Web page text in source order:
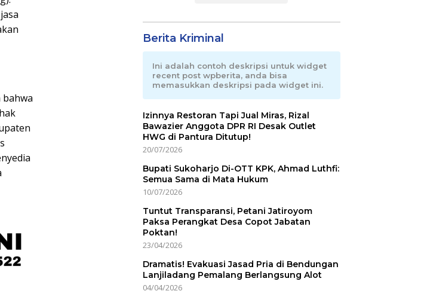
bahwa
Berita Kriminal
Ini adalah contoh deskripsi untuk widget
recent post wpberita, anda bisa
memasukkan deskripsi pada widget ini.
Izinnya Restoran Tapi Jual Miras, Rizal
Bawazier Anggota DPR RI Desak Outlet
HWG di Pantura Ditutup!
20/07/2026
Bupati Sukoharjo Di-OTT KPK, Ahmad Luthfi:
Semua Sama di Mata Hukum
10/07/2026
Tuntut Transparansi, Petani Jatiroyom
Paksa Perangkat Desa Copot Jabatan
Poktan!
23/04/2026
Dramatis! Evakuasi Jasad Pria di Bendungan
Lanjiladang Pemalang Berlangsung Alot
04/04/2026